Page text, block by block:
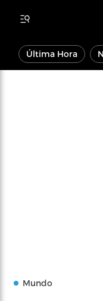
Última Hora
Mundo